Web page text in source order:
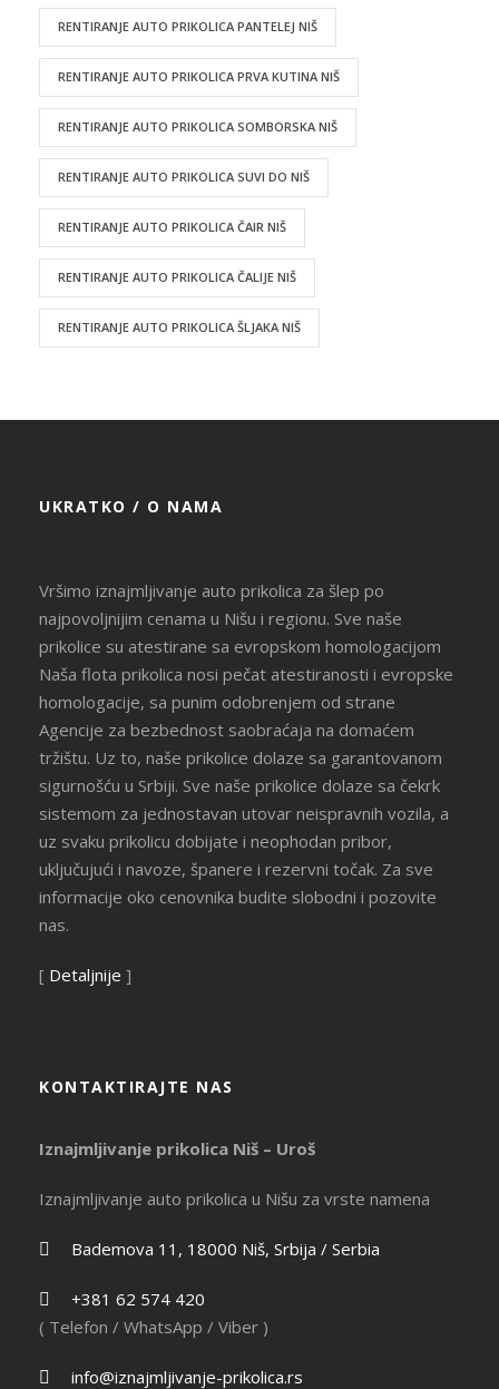
RENTIRANJE AUTO PRIKOLICA PANTELEJ NIŠ
RENTIRANJE AUTO PRIKOLICA PRVA KUTINA NIŠ
RENTIRANJE AUTO PRIKOLICA SOMBORSKA NIŠ
RENTIRANJE AUTO PRIKOLICA SUVI DO NIŠ
RENTIRANJE AUTO PRIKOLICA ČAIR NIŠ
RENTIRANJE AUTO PRIKOLICA ČALIJE NIŠ
RENTIRANJE AUTO PRIKOLICA ŠLJAKA NIŠ
UKRATKO / O NAMA
Vršimo iznajmljivanje auto prikolica za šlep po
najpovoljnijim cenama u Nišu i regionu. Sve naše
prikolice su atestirane sa evropskom homologacijom
Naša flota prikolica nosi pečat atestiranosti i evropske
homologacije, sa punim odobrenjem od strane
Agencije za bezbednost saobraćaja na domaćem
tržištu. Uz to, naše prikolice dolaze sa garantovanom
sigurnošću u Srbiji. Sve naše prikolice dolaze sa čekrk
sistemom za jednostavan utovar neispravnih vozila, a
uz svaku prikolicu dobijate i neophodan pribor,
uključujući i navoze, španere i rezervni točak. Za sve
informacije oko cenovnika budite slobodni i pozovite
nas.
[ Detaljnije ]
KONTAKTIRAJTE NAS
Iznajmljivanje prikolica Niš – Uroš
Iznajmljivanje auto prikolica u Nišu za vrste namena
Bademova 11, 18000 Niš, Srbija / Serbia
+381 62 574 420
( Telefon / WhatsApp / Viber )
info@iznajmljivanje-prikolica.rs